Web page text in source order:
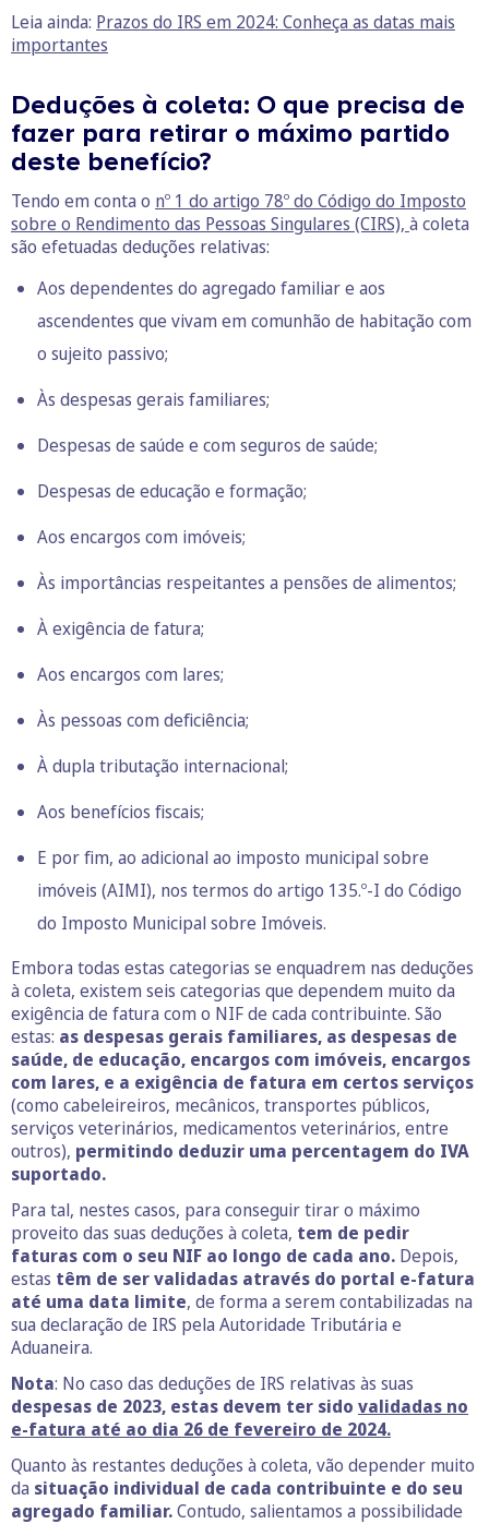
Leia ainda: Prazos do IRS em 2024: Conheça as datas mais
importantes
Deduções à coleta: O que precisa de
fazer para retirar o máximo partido
deste benefício?
Tendo em conta o nº 1 do artigo 78º do Código do Imposto
sobre o Rendimento das Pessoas Singulares (CIRS), à coleta
são efetuadas deduções relativas:
Aos dependentes do agregado familiar e aos
ascendentes que vivam em comunhão de habitação com
o sujeito passivo;
Às despesas gerais familiares;
Despesas de saúde e com seguros de saúde;
Despesas de educação e formação;
Aos encargos com imóveis;
Às importâncias respeitantes a pensões de alimentos;
À exigência de fatura;
Aos encargos com lares;
Às pessoas com deficiência;
À dupla tributação internacional;
Aos benefícios fiscais;
E por fim, ao adicional ao imposto municipal sobre
imóveis (AIMI), nos termos do artigo 135.º-I do Código
do Imposto Municipal sobre Imóveis.
Embora todas estas categorias se enquadrem nas deduções
à coleta, existem seis categorias que dependem muito da
exigência de fatura com o NIF de cada contribuinte. São
estas: as despesas gerais familiares, as despesas de
saúde, de educação, encargos com imóveis, encargos
com lares, e a exigência de fatura em certos serviços
(como cabeleireiros, mecânicos, transportes públicos,
serviços veterinários, medicamentos veterinários, entre
outros), permitindo deduzir uma percentagem do IVA
suportado.
Para tal, nestes casos, para conseguir tirar o máximo
proveito das suas deduções à coleta, tem de pedir
faturas com o seu NIF ao longo de cada ano. Depois,
estas têm de ser validadas através do portal e-fatura
até uma data limite, de forma a serem contabilizadas na
sua declaração de IRS pela Autoridade Tributária e
Aduaneira.
Nota: No caso das deduções de IRS relativas às suas
despesas de 2023, estas devem ter sido validadas no
e-fatura até ao dia 26 de fevereiro de 2024.
Quanto às restantes deduções à coleta, vão depender muito
da situação individual de cada contribuinte e do seu
agregado familiar.Contudo, salientamos a possibilidade